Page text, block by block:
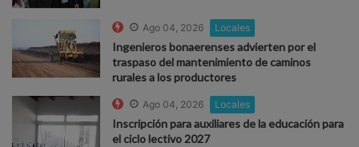
Ago 04, 2026 Locales
Ingenieros bonaerenses advierten por el
traspaso del mantenimiento de caminos
rurales a los productores
Ago 04, 2026 Locales
Inscripción para auxiliares de la educación para
el ciclo lectivo 2027